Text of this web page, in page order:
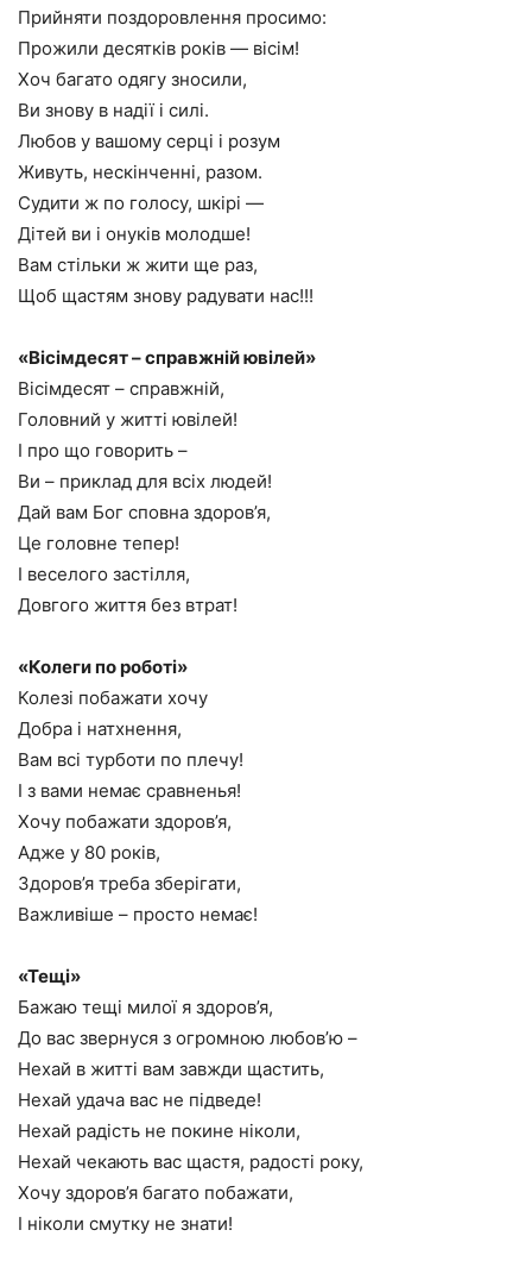
Прийняти поздоровлення просимо:
Прожили десятків років — вісім!
Хоч багато одягу зносили,
Ви знову в надії і силі.
Любов у вашому серці і розум
Живуть, нескінченні, разом.
Судити ж по голосу, шкірі —
Дітей ви і онуків молодше!
Вам стільки ж жити ще раз,
Щоб щастям знову радувати нас!!!
«Вісімдесят – справжній ювілей»
Вісімдесят – справжній,
Головний у житті ювілей!
І про що говорить –
Ви – приклад для всіх людей!
Дай вам Бог сповна здоров’я,
Це головне тепер!
І веселого застілля,
Довгого життя без втрат!
«Колеги по роботі»
Колезі побажати хочу
Добра і натхнення,
Вам всі турботи по плечу!
І з вами немає сравненья!
Хочу побажати здоров’я,
Адже у 80 років,
Здоров’я треба зберігати,
Важливіше – просто немає!
«Тещі»
Бажаю тещі милої я здоров’я,
До вас звернуся з огромною любов’ю –
Нехай в житті вам завжди щастить,
Нехай удача вас не підведе!
Нехай радість не покине ніколи,
Нехай чекають вас щастя, радості року,
Хочу здоров’я багато побажати,
І ніколи смутку не знати!